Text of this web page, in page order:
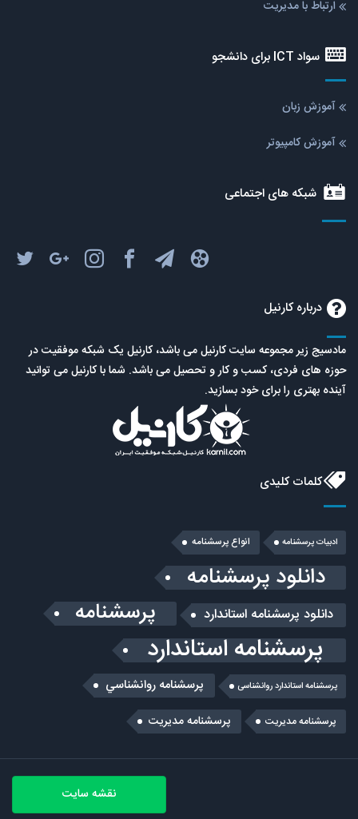
ارتباط با مدیریت
سواد ICT برای دانشجو
آموزش زبان
آموزش کامپیوتر
شبکه های اجتماعی
درباره کارنیل
مادسیج زیر مجموعه سایت کارنیل می باشد، کارنیل یک شبکه موفقیت در
حوزه های فردی، کسب و کار و تحصیل می باشد. شما با کارنیل می توانید
آینده بهتری را برای خود بسازید.
کلمات کلیدی
ادبیات پرسشنامه انواع پرسشنامه
دانلود پرسشنامه
دانلود پرسشنامه استاندارد پرسشنامه
پرسشنامه استاندارد
پرسشنامه استاندارد روانشناسی پرسشنامه روانشناسي
پرسشنامه مديريت پرسشنامه مدیریت
نقشه سایت